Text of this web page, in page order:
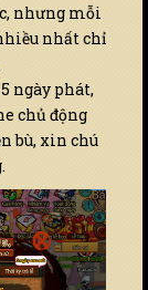
nhưng mỗi
nhất chỉ
ngày phát,
chủ động
bù, xin chú